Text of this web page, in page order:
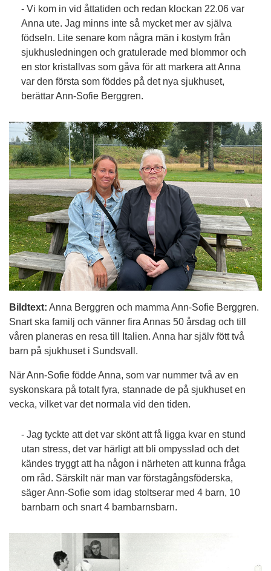
- Vi kom in vid åttatiden och redan klockan 22.06 var
Anna ute. Jag minns inte så mycket mer av själva
födseln. Lite senare kom några män i kostym från
sjukhusledningen och gratulerade med blommor och
en stor kristallvas som gåva för att markera att Anna
var den första som föddes på det nya sjukhuset,
berättar Ann-Sofie Berggren.
Bildtext: Anna Berggren och mamma Ann-Sofie Berggren.
Snart ska familj och vänner fira Annas 50 årsdag och till
våren planeras en resa till Italien. Anna har själv fött två
barn på sjukhuset i Sundsvall.
När Ann-Sofie födde Anna, som var nummer två av en
syskonskara på totalt fyra, stannade de på sjukhuset en
vecka, vilket var det normala vid den tiden.
- Jag tyckte att det var skönt att få ligga kvar en stund
utan stress, det var härligt att bli ompysslad och det
kändes tryggt att ha någon i närheten att kunna fråga
om råd. Särskilt när man var förstagångsföderska,
säger Ann-Sofie som idag stoltserar med 4 barn, 10
barnbarn och snart 4 barnbarnsbarn.